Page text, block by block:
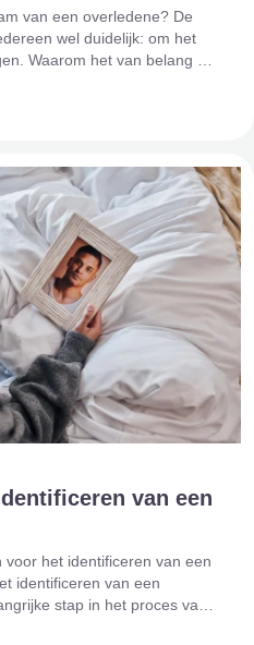
van een overledene? De
wel duidelijk: om het
Waarom het van belang is
van een
het identificeren van een
identificeren van een
stap in het proces van